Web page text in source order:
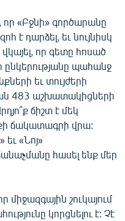
որ «Բջնի» գործարանը
է դարձել, եւ նույնիսկ
որ գետը հոսած
ընկերությանը պահանջ
եւ տույժերի
483 աշխատակիցների
ճիշտ է մեկ
ճակատագրի վրա:
եւ «Նոյ»
հասել ենք մեր
միջազգային շուկայում
կորցնելու է: Չէ